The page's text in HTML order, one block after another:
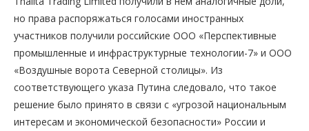
но права распоряжаться голосами иностранных
участников получили российские ООО «Перспективные
промышленные и инфраструктурные технологии-7» и ООО
«Воздушные ворота Северной столицы». Из
соответствующего указа Путина следовало, что такое
решение было принято в связи с «угрозой национальным
интересам и экономической безопасности» России и